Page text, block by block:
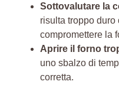
Sottovalutare la
risulta troppo duro
compromettere la
Aprire il forno
uno sbalzo di
corretta.